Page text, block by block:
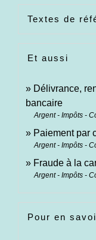
Textes de
Et aussi
Délivrance,
bancaire
Argent - Impôts -
Paiement par
Argent - Impôts -
Fraude à la
Argent - Impôts -
Pour en